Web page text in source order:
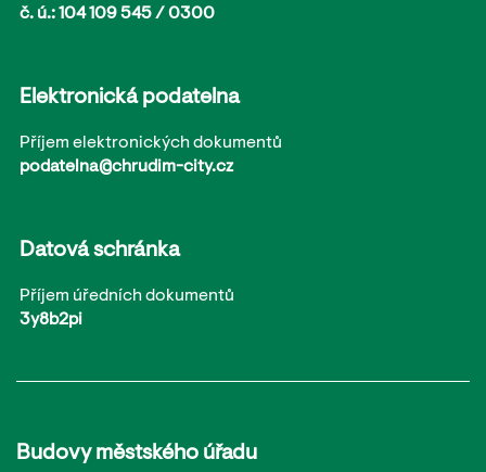
č. ú.: 104 109 545 / 0300
Elektronická podatelna
Příjem elektronických dokumentů
podatelna@chrudim-city.cz
Datová schránka
Příjem úředních dokumentů
3y8b2pi
Budovy městského úřadu